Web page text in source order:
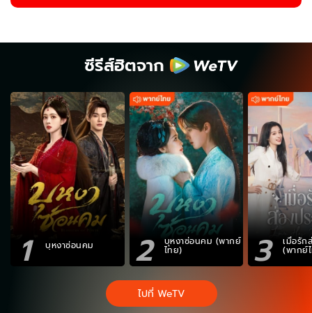
ซีรีส์ฮิตจาก
1 บุหงาซ่อนคม 2 บุหงาซ่อนคม (พากย์
ไทย) 3 เมื่อรัก
(พากย์
ไปที่ WeTV